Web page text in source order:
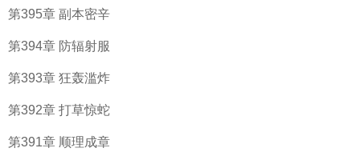
第395章 副本密辛
第394章 防辐射服
第393章 狂轰滥炸
第392章 打草惊蛇
第391章 顺理成章